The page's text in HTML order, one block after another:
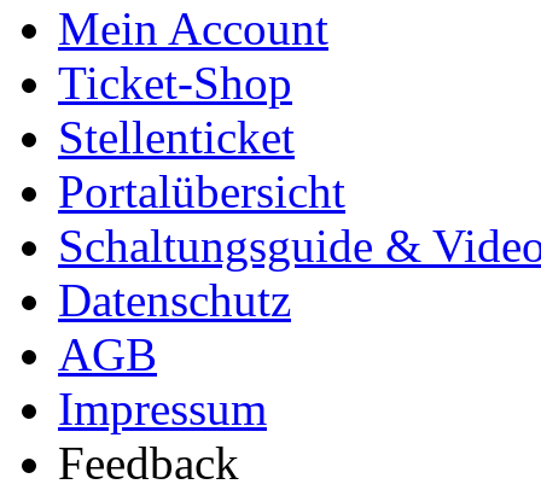
Mein Account
Ticket-Shop
Stellenticket
Portalübersicht
Schaltungsguide &
Datenschutz
AGB
Impressum
Feedback